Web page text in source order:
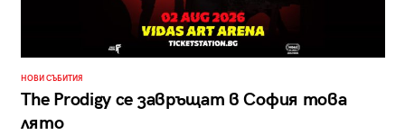
НОВИ СЪБИТИЯ
The Prodigy се завръщат в София това
лято